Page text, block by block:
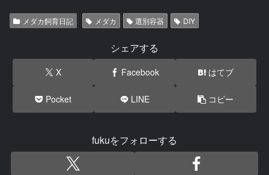
メダカ飼育日記 メダカ 選別容器 DIY
シェアする
X Facebook はてブ
Pocket LINE コピー
fukuをフォローする